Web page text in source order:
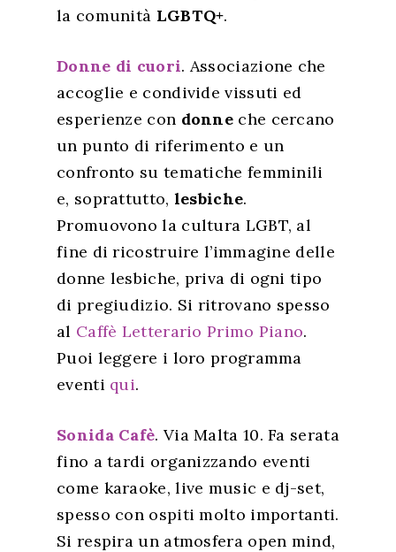
la comunità LGBTQ+.
Donne di cuori. Associazione che
accoglie e condivide vissuti ed
esperienze con donne che cercano
un punto di riferimento e un
confronto su tematiche femminili
e, soprattutto, lesbiche.
Promuovono la cultura LGBT, al
fine di ricostruire l’immagine delle
donne lesbiche, priva di ogni tipo
di pregiudizio. Si ritrovano spesso
al Caffè Letterario Primo Piano.
Puoi leggere i loro programma
eventi qui.
Sonida Cafè. Via Malta 10. Fa serata
fino a tardi organizzando eventi
come karaoke, live music e dj-set,
spesso con ospiti molto importanti.
Si respira un atmosfera open mind,